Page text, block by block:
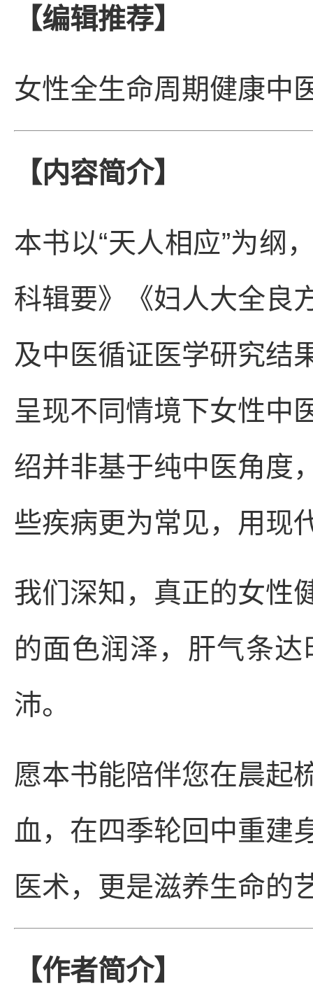
【编辑推荐】
女性全生命周期健康中
【内容简介】
本书以“天人相应”为纲
科辑要》《妇人大全良
及中医循证医学研究结
呈现不同情境下女性中
绍并非基于纯中医角度
些疾病更为常见，用现
我们深知，真正的女性
的面色润泽，肝气条
沛。
愿本书能陪伴您在晨起
血，在四季轮回中重建
医术，更是滋养生命的
【作者简介】